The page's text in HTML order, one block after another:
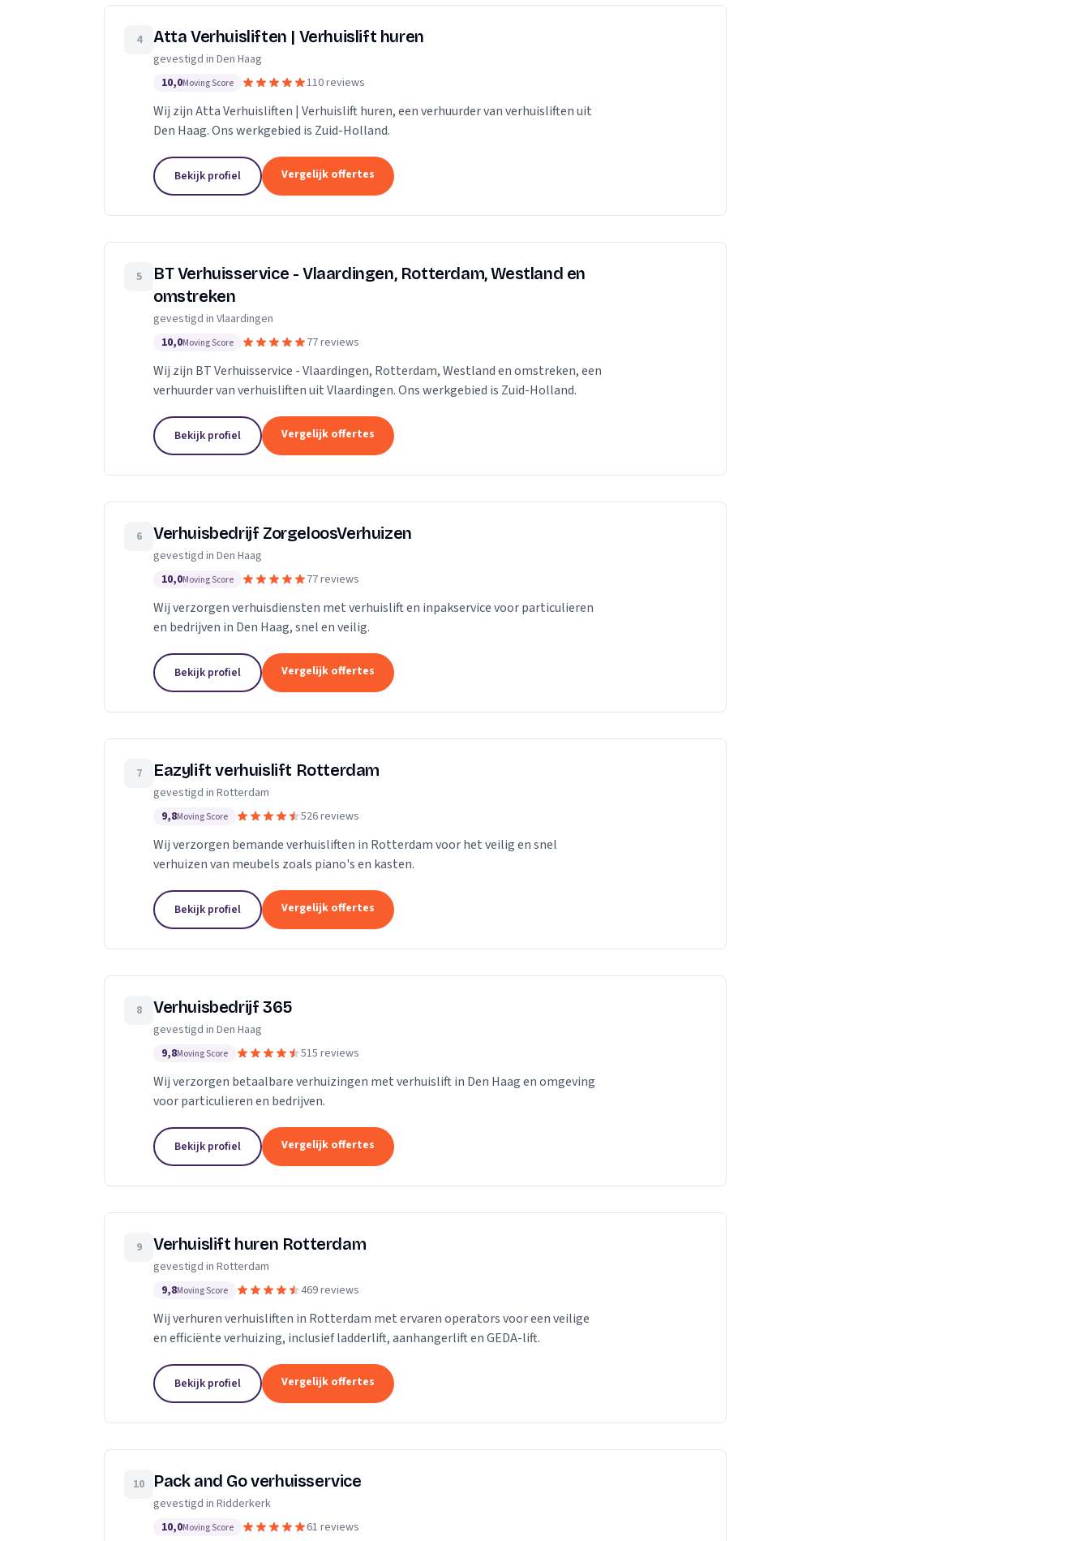
4 Atta Verhuisliften | Verhuislift huren
gevestigd in Den Haag
10,0Moving Score 110 reviews
Wij zijn Atta Verhuisliften | Verhuislift huren, een verhuurder van verhuisliften uit
Den Haag. Ons werkgebied is Zuid-Holland.
Bekijk profiel Vergelijk offertes
5
BT Verhuisservice - Vlaardingen, Rotterdam, Westland en
omstreken
gevestigd in Vlaardingen
10,0Moving Score 77 reviews
Wij zijn BT Verhuisservice - Vlaardingen, Rotterdam, Westland en omstreken, een
verhuurder van verhuisliften uit Vlaardingen. Ons werkgebied is Zuid-Holland.
Bekijk profiel Vergelijk offertes
6 Verhuisbedrijf ZorgeloosVerhuizen
gevestigd in Den Haag
10,0Moving Score 77 reviews
Wij verzorgen verhuisdiensten met verhuislift en inpakservice voor particulieren
en bedrijven in Den Haag, snel en veilig.
Bekijk profiel Vergelijk offertes
7 Eazylift verhuislift Rotterdam
gevestigd in Rotterdam
9,8Moving Score 526 reviews
Wij verzorgen bemande verhuisliften in Rotterdam voor het veilig en snel
verhuizen van meubels zoals piano's en kasten.
Bekijk profiel Vergelijk offertes
8 Verhuisbedrijf 365
gevestigd in Den Haag
9,8Moving Score 515 reviews
Wij verzorgen betaalbare verhuizingen met verhuislift in Den Haag en omgeving
voor particulieren en bedrijven.
Bekijk profiel Vergelijk offertes
9 Verhuislift huren Rotterdam
gevestigd in Rotterdam
9,8Moving Score 469 reviews
Wij verhuren verhuisliften in Rotterdam met ervaren operators voor een veilige
en efficiënte verhuizing, inclusief ladderlift, aanhangerlift en GEDA-lift.
Bekijk profiel Vergelijk offertes
10 Pack and Go verhuisservice
gevestigd in Ridderkerk
10,0Moving Score 61 reviews